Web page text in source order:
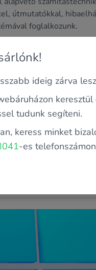
útmutatókkal,
foglalkozunk.
Mit tegyek?
előnnyel rendelkeznek az
ez köztudott. Azonban van
ideig zárva
keresztül
tudunk segíteni.
keress minket
-es